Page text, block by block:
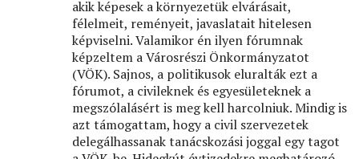
akik képesek a környezetük elvárásait,
félelmeit, reményeit, javaslatait hitelesen
képviselni. Valamikor én ilyen fórumnak
képzeltem a Városrészi Önkormányzatot
(VÖK). Sajnos, a politikusok eluralták ezt a
fórumot, a civileknek és egyesületeknek a
megszólalásért is meg kell harcolniuk. Mindig is
azt támogattam, hogy a civil szervezetek
delegálhassanak tanácskozási joggal egy tagot